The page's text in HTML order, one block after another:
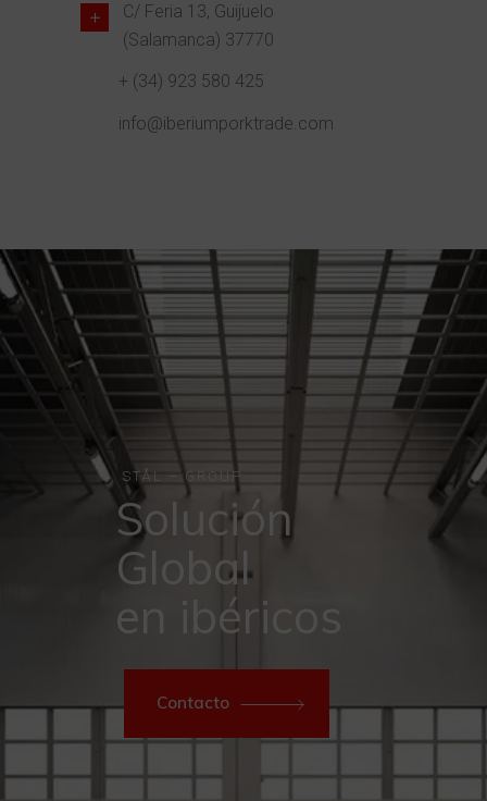
C/ Feria 13, Guijuelo
(Salamanca) 37770
+ (34) 923 580 425
info@iberiumporktrade.com
Solución
Global
en ibéricos
Contacto
STÅL – GROUP